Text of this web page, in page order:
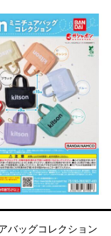
バッグコレクション